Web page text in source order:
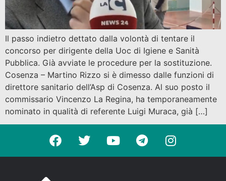
Il passo indietro dettato dalla volontà di tentare il
concorso per dirigente della Uoc di Igiene e Sanità
Pubblica. Già avviate le procedure per la sostituzione.
Cosenza – Martino Rizzo si è dimesso dalle funzioni di
direttore sanitario dell’Asp di Cosenza. Al suo posto il
commissario Vincenzo La Regina, ha temporaneamente
nominato in qualità di referente Luigi Muraca, già […]